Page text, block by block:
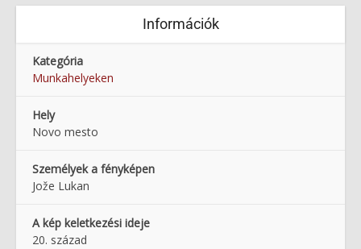
Információk
Kategória
Munkahelyeken
Hely
Novo mesto
Személyek a fényképen
Jože Lukan
A kép keletkezési ideje
20. század